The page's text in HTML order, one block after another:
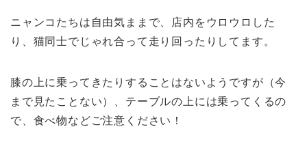
ニャンコたちは自由気ままで、店内をウロウロした
り、猫同士でじゃれ合って走り回ったりしてます。
膝の上に乗ってきたりすることはないようですが（今
まで見たことない）、テーブルの上には乗ってくるの
で、食べ物などご注意ください！